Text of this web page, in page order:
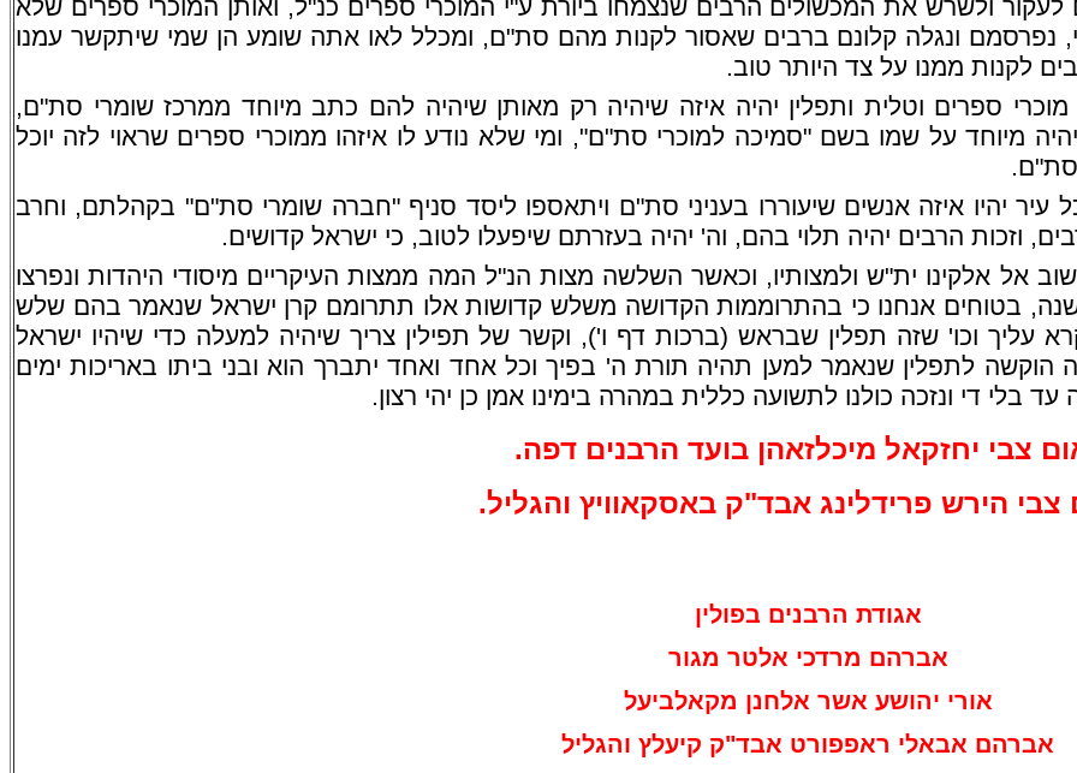
ולשרש את המכשולים הרבים שנצמחו ביורת ע"י המוכרי ספרים כנ"ל, ואותן המוכרי ספרים שלא
נפרסמם ונגלה קלונם ברבים שאסור לקנות מהם סת"ם, ומכלל לאו אתה שומע הן שמי שיתקשר עמנו
לקנות ממנו על צד היותר טוב.
ספרים וטלית ותפלין יהיה איזה שיהיה רק מאותן שיהיה להם כתב מיוחד ממרכז שומרי סת"ם,
מיוחד על שמו בשם "סמיכה למוכרי סת"ם", ומי שלא נודע לו איזהו ממוכרי ספרים שראוי לזה יוכל
סת"ם.
עיר יהיו איזה אנשים שיעוררו בעניני סת"ם ויתאספו ליסד סניף "חברה שומרי סת"ם" בקהלתם, וחרב
וזכות הרבים יהיה תלוי בהם, וה' יהיה בעזרתם שיפעלו לטוב, כי ישראל קדושים.
אל אלקינו ית"ש ולמצותיו, וכאשר השלשה מצות הנ"ל המה ממצות העיקריים מיסודי היהדות ונפרצו
בטוחים אנחנו כי בהתרוממות הקדושה משלש קדושות אלו תתרומם קרן ישראל שנאמר בהם שלש
עליך וכו' שזה תפלין שבראש (ברכות דף ו'), וקשר של תפילין צריך שיהיה למעלה כדי שיהיו ישראל
לתפלין שנאמר למען תהיה תורת ה' בפיך וכל אחד ואחד יתברך הוא ובני ביתו באריכות ימים
די ונזכה כולנו לתשועה כללית במהרה בימינו אמן כן יהי רצון.
צבי יחזקאל מיכלזאהן בועד הרבנים דפה.
צבי הירש פרידלינג אבד"ק באסקאוויץ והגליל.
אגודת הרבנים בפולין
אברהם מרדכי אלטר מגור
אורי יהושע אשר אלחנן מקאלביעל
אברהם אבאלי ראפפורט אבד"ק קיעלץ והגליל